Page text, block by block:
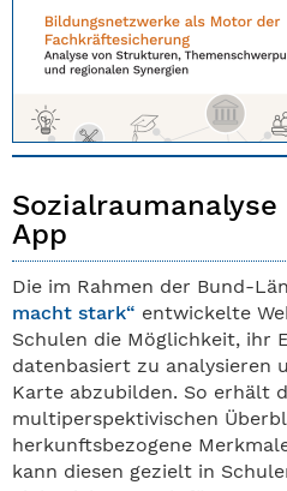
App
Die im Rahmen der Bund-
macht stark“ entwickelte
Schulen die Möglichkeit, ihr
datenbasiert zu analysieren
Karte abzubilden. So erhält
multiperspektivischen
herkunftsbezogene
kann diesen gezielt in